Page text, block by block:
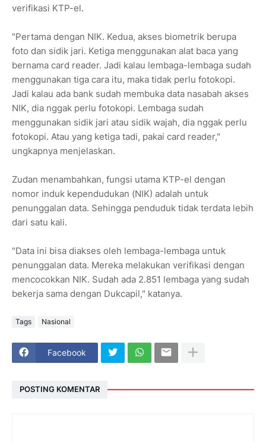
verifikasi KTP-el.
"Pertama dengan NIK. Kedua, akses biometrik berupa
foto dan sidik jari. Ketiga menggunakan alat baca yang
bernama card reader. Jadi kalau lembaga-lembaga sudah
menggunakan tiga cara itu, maka tidak perlu fotokopi.
Jadi kalau ada bank sudah membuka data nasabah akses
NIK, dia nggak perlu fotokopi. Lembaga sudah
menggunakan sidik jari atau sidik wajah, dia nggak perlu
fotokopi. Atau yang ketiga tadi, pakai card reader,"
ungkapnya menjelaskan.
Zudan menambahkan, fungsi utama KTP-el dengan
nomor induk kependudukan (NIK) adalah untuk
penunggalan data. Sehingga penduduk tidak terdata lebih
dari satu kali.
"Data ini bisa diakses oleh lembaga-lembaga untuk
penunggalan data. Mereka melakukan verifikasi dengan
mencocokkan NIK. Sudah ada 2.851 lembaga yang sudah
bekerja sama dengan Dukcapil," katanya.
Tags Nasional
Facebook
POSTING KOMENTAR